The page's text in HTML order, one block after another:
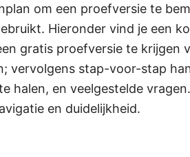
om een proefversie te
Hieronder vind je een
gratis proefversie te krijgen
vervolgens stap-voor-stap
halen, en veelgestelde
en duidelijkheid.